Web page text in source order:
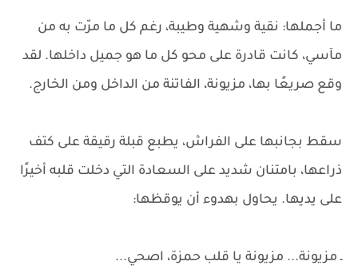
ما أجملها: نقية وشهية وطيبة، رغم كل ما مرّت به من
مآسي، كانت قادرة على محو كل ما هو جميل داخلها. لقد
وقع صريعًا بها، مزيونة، الفاتنة من الداخل ومن الخارج.
سقط بجانبها على الفراش، يطبع قبلة رقيقة على كتف
ذراعها، بامتنان شديد على السعادة التي دخلت قلبه أخيرًا
على يديها. يحاول بهدوء أن يوقظها:
ـ مزيونة... مزيونة يا قلب حمزة، اصحي...